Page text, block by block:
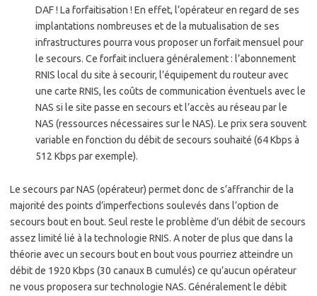
DAF ! La forfaitisation ! En effet, l’opérateur en regard de ses
implantations nombreuses et de la mutualisation de ses
infrastructures pourra vous proposer un forfait mensuel pour
le secours. Ce forfait incluera généralement : l’abonnement
RNIS local du site à secourir, l’équipement du routeur avec
une carte RNIS, les coûts de communication éventuels avec le
NAS si le site passe en secours et l’accès au réseau par le
NAS (ressources nécessaires sur le NAS). Le prix sera souvent
variable en fonction du débit de secours souhaité (64 Kbps à
512 Kbps par exemple).
Le secours par NAS (opérateur) permet donc de s’affranchir de la
majorité des points d’imperfections soulevés dans l’option de
secours bout en bout. Seul reste le problème d’un débit de secours
assez limité lié à la technologie RNIS. A noter de plus que dans la
théorie avec un secours bout en bout vous pourriez atteindre un
débit de 1920 Kbps (30 canaux B cumulés) ce qu’aucun opérateur
ne vous proposera sur technologie NAS. Généralement le débit